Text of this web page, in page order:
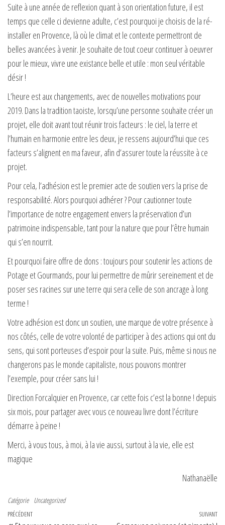
Suite à une année de reflexion quant à son orientation future, il est
temps que celle ci devienne adulte, c’est pourquoi je choisis de la ré-
installer en Provence, là où le climat et le contexte permettront de
belles avancées à venir. Je souhaite de tout coeur continuer à oeuvrer
pour le mieux, vivre une existance belle et utile : mon seul véritable
désir !
L’heure est aux changements, avec de nouvelles motivations pour
2019. Dans la tradition taoiste, lorsqu’une personne souhaite créer un
projet, elle doit avant tout réunir trois facteurs : le ciel, la terre et
l’humain en harmonie entre les deux, je ressens aujourd’hui que ces
facteurs s’alignent en ma faveur, afin d’assurer toute la réussite à ce
projet.
Pour cela, l’adhésion est le premier acte de soutien vers la prise de
responsabilité. Alors pourquoi adhérer ? Pour cautionner toute
l’importance de notre engagement envers la préservation d’un
patrimoine indispensable, tant pour la nature que pour l’être humain
qui s’en nourrit.
Et pourquoi faire offre de dons : toujours pour soutenir les actions de
Potage et Gourmands, pour lui permettre de mûrir sereinement et de
poser ses racines sur une terre qui sera celle de son ancrage à long
terme !
Votre adhésion est donc un soutien, une marque de votre présence à
nos côtés, celle de votre volonté de participer à des actions qui ont du
sens, qui sont porteuses d’espoir pour la suite. Puis, même si nous ne
changerons pas le monde capitaliste, nous pouvons montrer
l’exemple, pour créer sans lui !
Direction Forcalquier en Provence, car cette fois c’est la bonne ! depuis
six mois, pour partager avec vous ce nouveau livre dont l’écriture
démarre à peine !
Merci, à vous tous, à moi, à la vie aussi, surtout à la vie, elle est
magique
Nathanaëlle
Catégorie Uncategorized
Navigation de l’article
Article précédent
PRÉCÉDENT SUIVANT